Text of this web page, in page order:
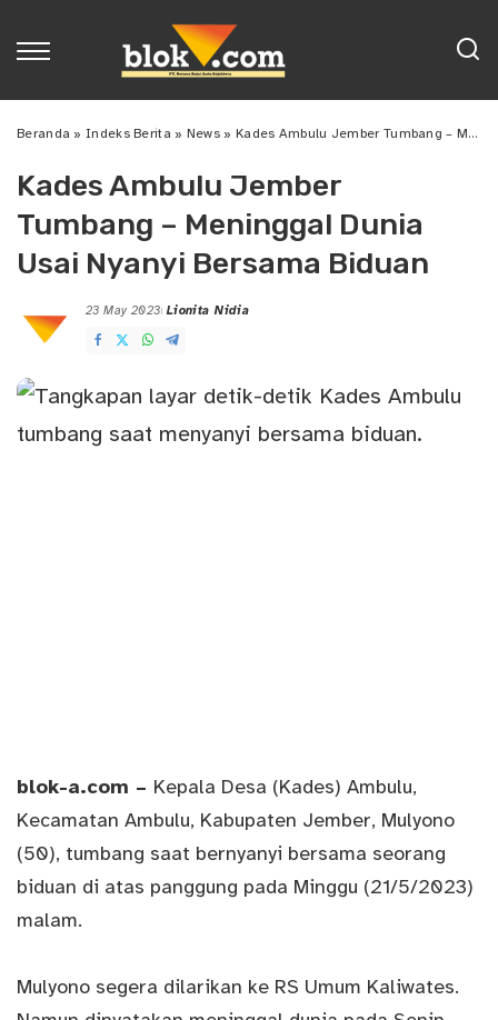
Beranda »Indeks Berita » News » Kades Ambulu Jember Tumbang – Meninggal Dunia Usai Nyanyi Bersama Biduan
Kades Ambulu Jember
Tumbang – Meninggal Dunia
Usai Nyanyi Bersama Biduan
23 May 2023
Posted
by
Lionita Nidia
blok-a.com – Kepala Desa (Kades) Ambulu,
Kecamatan Ambulu, Kabupaten Jember, Mulyono
(50), tumbang saat bernyanyi bersama seorang
biduan di atas panggung pada Minggu (21/5/2023)
malam.
Mulyono segera dilarikan ke RS Umum Kaliwates.